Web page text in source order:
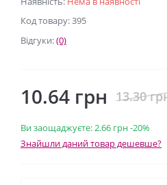
Код товару: 395
Відгуки:(0)
10.64 грн 13.30
Ви заощаджуєте:2.66 грн-20%
Знайшли даний товар дешевше?